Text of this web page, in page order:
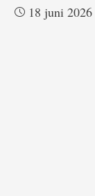
18 juni 2026